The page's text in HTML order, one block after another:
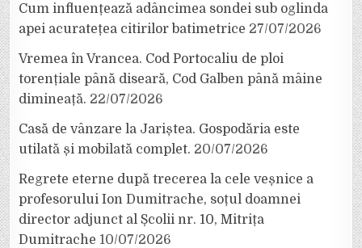
Cum influențează adâncimea sondei sub oglinda
apei acuratețea citirilor batimetrice 27/07/2026
Vremea în Vrancea. Cod Portocaliu de ploi
torențiale până diseară, Cod Galben până mâine
dimineață. 22/07/2026
Casă de vânzare la Jariștea. Gospodăria este
utilată și mobilată complet. 20/07/2026
Regrete eterne după trecerea la cele veșnice a
profesorului Ion Dumitrache, soțul doamnei
director adjunct al Școlii nr. 10, Mitrița
Dumitrache 10/07/2026